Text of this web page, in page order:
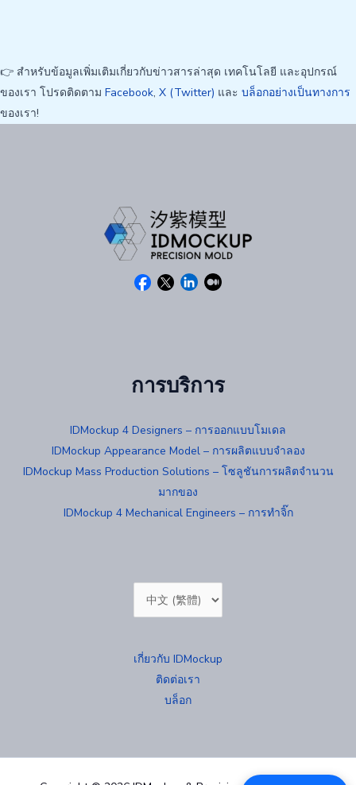
👉 สำหรับข้อมูลเพิ่มเติมเกี่ยวกับข่าวสารล่าสุด เทคโนโลยี และอุปกรณ์
ของเรา โปรดติดตาม Facebook, X (Twitter) และ บล็อกอย่างเป็นทางการ
ของเรา!
การบริการ
IDMockup 4 Designers – การออกแบบโมเดล
IDMockup Appearance Model – การผลิตแบบจำลอง
IDMockup Mass Production Solutions – โซลูชันการผลิตจำนวน
มากของ
IDMockup 4 Mechanical Engineers – การทำจิ๊ก
Choose
a
เกี่ยวกับ IDMockup
ติดต่อเรา
บล็อก